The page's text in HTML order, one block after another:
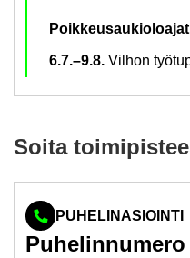
Poik­keus­au­kio­loa­jat
6.7.–9.8. Vil­hon
Soita
PUHELINASIOINTI
Pu­he­lin­nu­me­ro